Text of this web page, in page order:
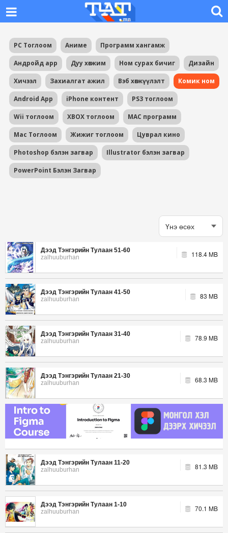
PC Тоглоом Аниме Программ хангамж
Андройд app Дуу хөгжим Ном сурах бичиг Дизайн
Хичээл Захиалгат ажил Вэб хөгжүүлэлт Комик ном
Android App iPhone контент PS3 тоглоом
Wii тоглоом XBOX тоглоом MAC программ
Mac Тоглоом Жижиг тоглоом Цуврал кино
Photoshop бэлэн загвар Illustrator бэлэн загвар
PowerPoint Бэлэн Загвар
Дээд Тэнгэрийн Тулаан 51-60
zalhuuburhan
118.4 MB
Дээд Тэнгэрийн Тулаан 41-50
zalhuuburhan
83 MB
Дээд Тэнгэрийн Тулаан 31-40
zalhuuburhan
78.9 MB
Дээд Тэнгэрийн Тулаан 21-30
zalhuuburhan
68.3 MB
Дээд Тэнгэрийн Тулаан 11-20
zalhuuburhan
81.3 MB
Дээд Тэнгэрийн Тулаан 1-10
zalhuuburhan
70.1 MB